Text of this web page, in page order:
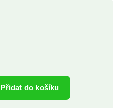
Přidat do košíku